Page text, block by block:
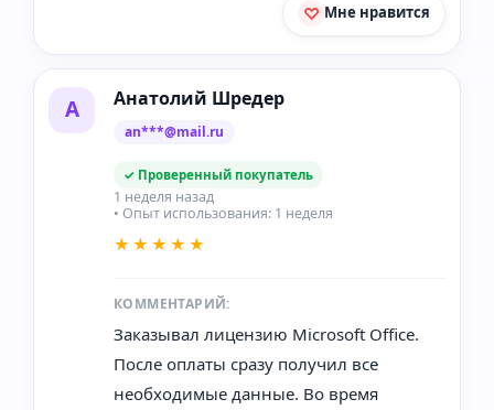
Мне нравится
А Анатолий Шредер
an***@mail.ru
✓ Проверенный покупатель
1 неделя назад
• Опыт использования: 1 неделя
★★★★★
КОММЕНТАРИЙ:
Заказывал лицензию Microsoft Office.
После оплаты сразу получил все
необходимые данные. Во время